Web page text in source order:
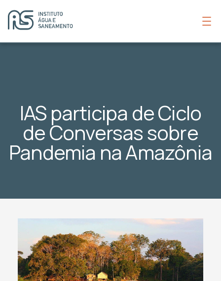
IAS participa de Ciclo
de Conversas sobre
Pandemia na Amazônia